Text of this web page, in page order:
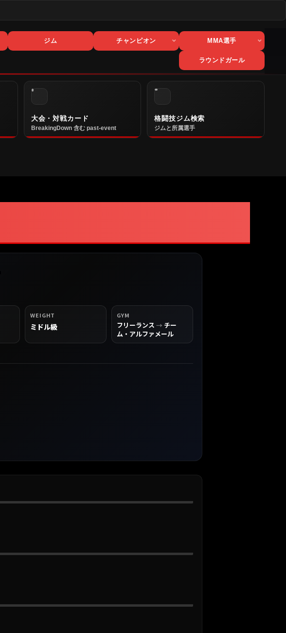
ジム チャンピオン MMA選手
ラウンドガール
大会・対戦カード
BreakingDown 含む past-event
格闘技ジム検索
ジムと所属選手
WEIGHT
ミドル級
GYM
フリーランス → チー
ム・アルファメール